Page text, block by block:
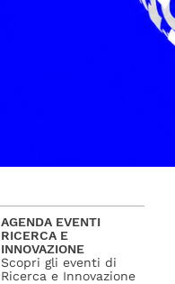
AGENDA EVENTI
RICERCA E
INNOVAZIONE
Scopri gli eventi di
Ricerca e Innovazione